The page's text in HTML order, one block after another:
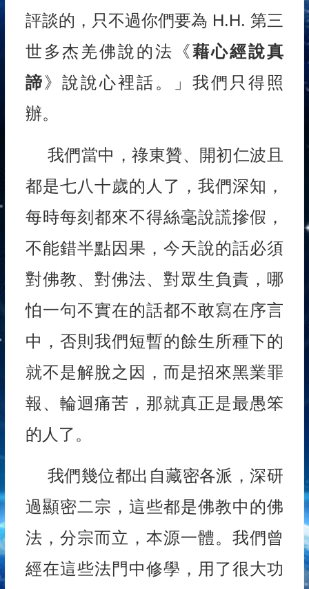
評談的，只不過你們要為 H.H. 第三
世多杰羌佛說的法《藉心經說真
諦》說說心裡話。」我們只得照
辦。
我們當中，祿東贊、開初仁波且
都是七八十歲的人了，我們深知，
每時每刻都來不得絲毫說謊摻假，
不能錯半點因果，今天說的話必須
對佛教、對佛法、對眾生負責，哪
怕一句不實在的話都不敢寫在序言
中，否則我們短暫的餘生所種下的
就不是解脫之因，而是招來黑業罪
報、輪迴痛苦，那就真正是最愚笨
的人了。
我們幾位都出自藏密各派，深研
過顯密二宗，這些都是佛教中的佛
法，分宗而立，本源一體。我們曾
經在這些法門中修學，用了很大功